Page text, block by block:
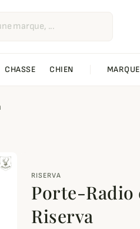
CHASSE CHIEN
RISERVA
Porte-Radio
Riserva